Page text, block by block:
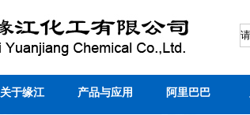
关于缘江 产品与应用 阿里巴巴